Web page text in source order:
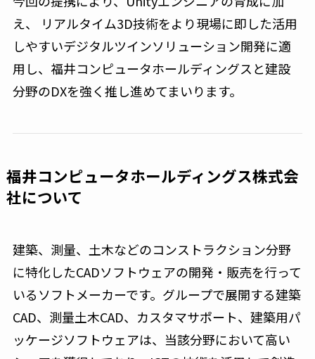
え、 リアルタイム3D技術をより現場に即した活用
しやすいデジタルツインソリューション開発に適
用し、福井コンピュータホールディングスと建設
分野のDXを強く推し進めてまいります。
福井コンピュータホールディングス株式会
社について
建築、測量、土木などのコンストラクション分野
に特化したCADソフトウェアの開発・販売を行って
いるソフトメーカーです。グループで展開する建築
CAD、測量土木CAD、カスタマサポート、建築用パ
ッケージソフトウェアは、当該分野において高い